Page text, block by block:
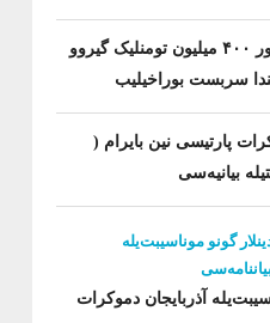
سیما علیپور ۴۰۰ میلیون تومنلیک گیروو
سربست بوراخیلیب
پارتیسی نین بایرام (
بیانیه‌سی
آذربایجان دموکرات